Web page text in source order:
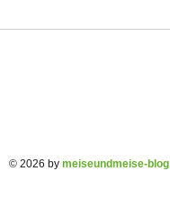
© 2026 by meiseundmeise-blog